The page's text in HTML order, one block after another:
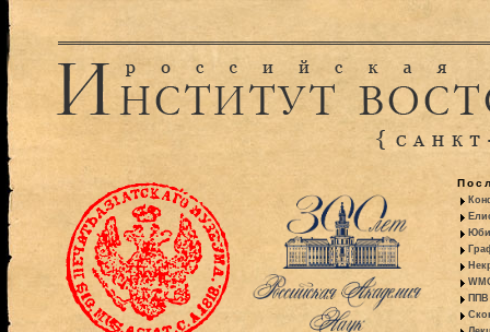
ППВ